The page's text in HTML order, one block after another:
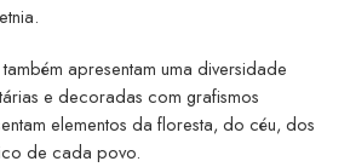
apresentam uma diversidade
e decoradas com grafismos
elementos da floresta, do céu, dos
de cada povo.